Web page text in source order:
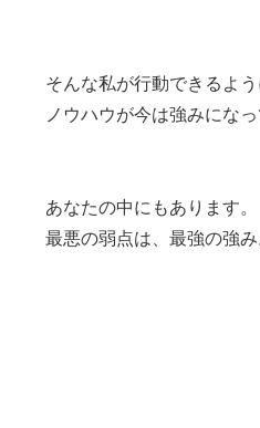
そんな私が行動できるよ
ノウハウが今は強みになっ
あなたの中にもあります。
最悪の弱点は、最強の強み